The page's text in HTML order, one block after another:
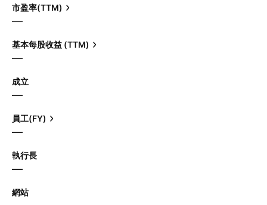
市盈率(TTM)
—
基本每股收益 (TTM)
—
成立
—
員工(FY)
—
執行長
—
網站